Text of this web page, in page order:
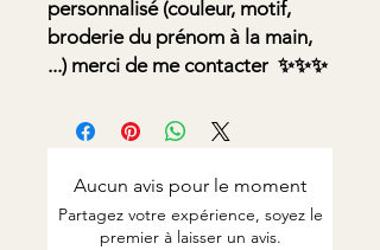
personnalisé (couleur, motif,
broderie du prénom à la main,
...) merci de me contacter ✨✨✨
Aucun avis pour le moment
Partagez votre expérience, soyez le
premier à laisser un avis.